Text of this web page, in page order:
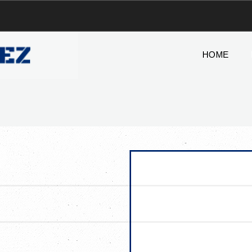
HOME